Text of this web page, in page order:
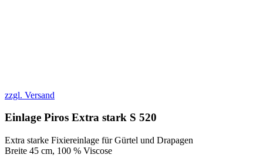
zzgl. Versand
Einlage Piros Extra stark S 520
Extra starke Fixiereinlage für Gürtel und Drapagen
Breite 45 cm, 100 % Viscose